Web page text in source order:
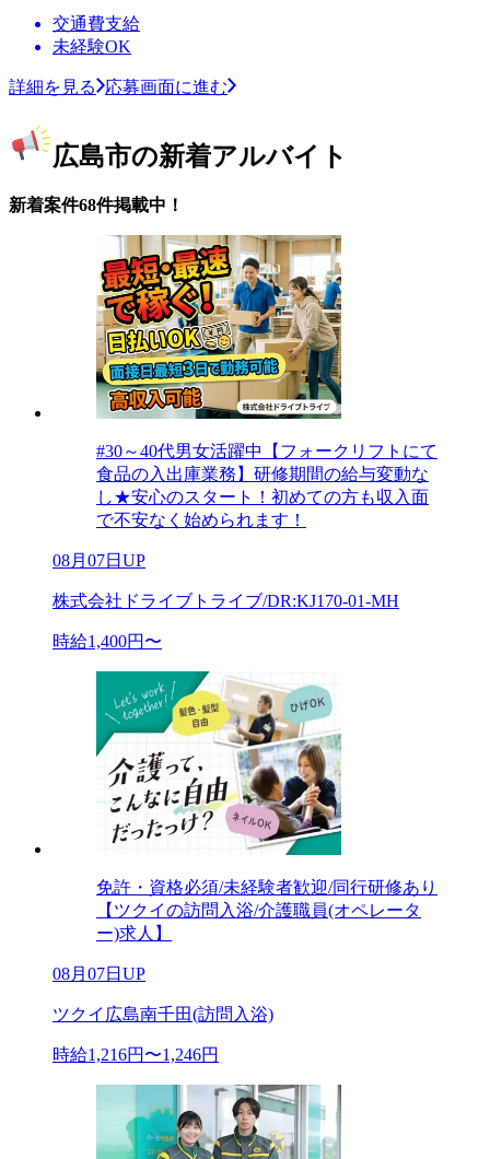
交通費支給
未経験OK
詳細を見る 応募画面に進む
広島市の新着アルバイト
新着案件68件掲載中！
#30～40代男女活躍中【フォークリフトにて
食品の入出庫業務】研修期間の給与変動な
し★安心のスタート！初めての方も収入面
で不安なく始められます！
08月07日UP
株式会社ドライブトライブ/DR:KJ170-01-MH
時給1,400円〜
免許・資格必須/未経験者歓迎/同行研修あり
【ツクイの訪問入浴/介護職員(オペレータ
ー)求人】
08月07日UP
ツクイ広島南千田(訪問入浴)
時給1,216円〜1,246円